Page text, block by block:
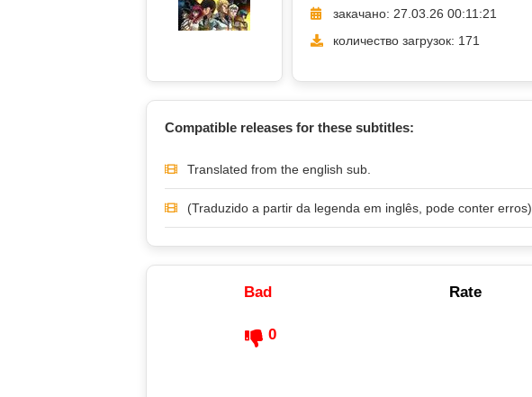
закачано: 27.03.26 00:11:21
количество загрузок: 171
Compatible releases for these subtitles:
Translated from the english sub.
(Traduzido a partir da legenda em inglês, pode conter erros).
Bad Rate
0